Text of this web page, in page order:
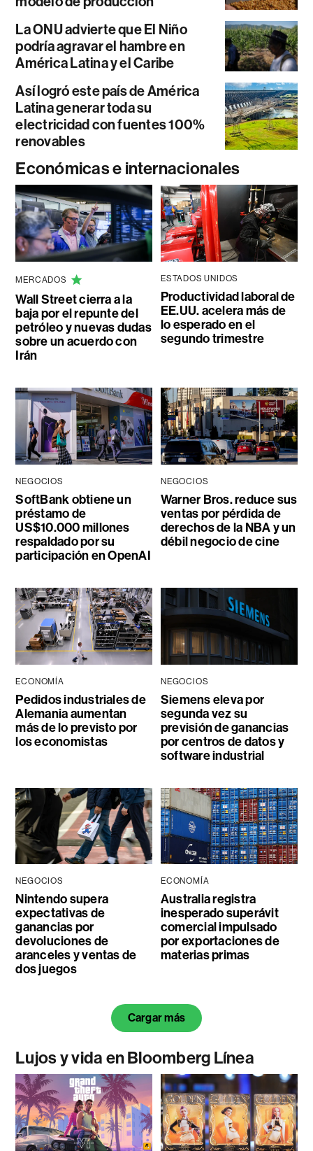
La ONU advierte que El Niño
podría agravar el hambre en
América Latina y el Caribe
Así logró este país de América
Latina generar toda su
electricidad con fuentes 100%
renovables
Económicas e internacionales
MERCADOS
Wall Street cierra a la
baja por el repunte del
petróleo y nuevas dudas
sobre un acuerdo con
Irán
ESTADOS UNIDOS
Productividad laboral de
EE.UU. acelera más de
lo esperado en el
segundo trimestre
NEGOCIOS
SoftBank obtiene un
préstamo de
US$10.000 millones
respaldado por su
participación en OpenAI
NEGOCIOS
Warner Bros. reduce sus
ventas por pérdida de
derechos de la NBA y un
débil negocio de cine
ECONOMÍA
Pedidos industriales de
Alemania aumentan
más de lo previsto por
los economistas
NEGOCIOS
Siemens eleva por
segunda vez su
previsión de ganancias
por centros de datos y
software industrial
NEGOCIOS
Nintendo supera
expectativas de
ganancias por
devoluciones de
aranceles y ventas de
dos juegos
ECONOMÍA
Australia registra
inesperado superávit
comercial impulsado
por exportaciones de
materias primas
Cargar más
Lujos y vida en Bloomberg Línea